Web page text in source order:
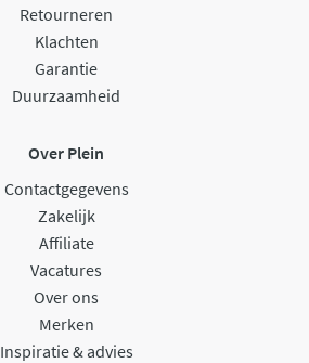
Retourneren
Klachten
Garantie
Duurzaamheid
Over Plein
Contactgegevens
Zakelijk
Affiliate
Vacatures
Over ons
Merken
Inspiratie & advies